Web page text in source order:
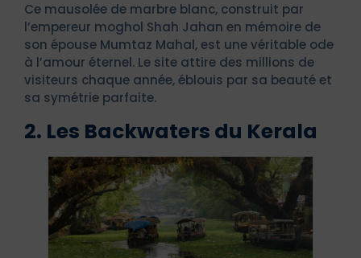
Ce mausolée de marbre blanc, construit par
l’empereur moghol Shah Jahan en mémoire de
son épouse Mumtaz Mahal, est une véritable ode
à l’amour éternel. Le site attire des millions de
visiteurs chaque année, éblouis par sa beauté et
sa symétrie parfaite.
2. Les Backwaters du Kerala